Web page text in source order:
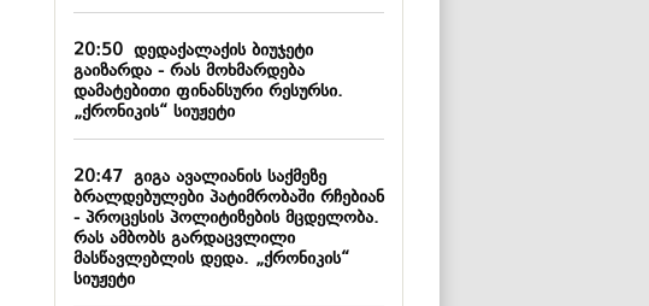
20:50დედაქალაქის ბიუჯეტი
გაიზარდა - რას მოხმარდება
დამატებითი ფინანსური რესურსი.
„ქრონიკის“ სიუჟეტი
20:47გიგა ავალიანის საქმეზე
ბრალდებულები პატიმრობაში რჩებიან
- პროცესის პოლიტიზების მცდელობა.
რას ამბობს გარდაცვლილი
მასწავლებლის დედა. „ქრონიკის“
სიუჟეტი